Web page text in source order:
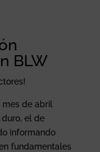
BLW
mes de abril
el de
informando
fundamentales